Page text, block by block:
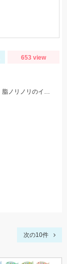
653 view
例年より、少し早くイサキの群れがまわって来ました。 脂ノリノリのイサキばかりですよ。
次の10件